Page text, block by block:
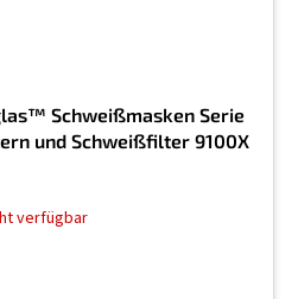
Schweißmasken Serie
und Schweißfilter 9100X
verfügbar